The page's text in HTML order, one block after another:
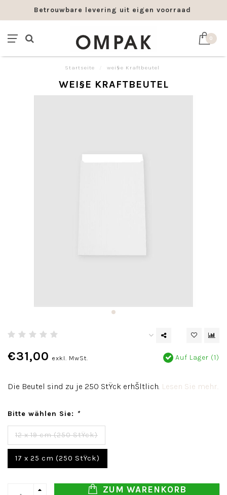
Betrouwbare levering uit eigen voorraad
0
Startseite wei§e Kraftbeutel
WEI§E KRAFTBEUTEL
€31,00 exkl. MwSt. Auf Lager (1)
Die Beutel sind zu je 250 StŸck erhŠltlich. Lesen Sie mehr..
Bitte wählen Sie: *
12 x 19 cm (250 StŸck)
17 x 25 cm (250 StŸck)
ZUM WARENKORB